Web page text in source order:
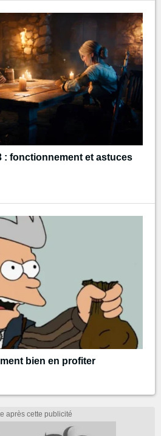
: fonctionnement et astuces
bien en profiter